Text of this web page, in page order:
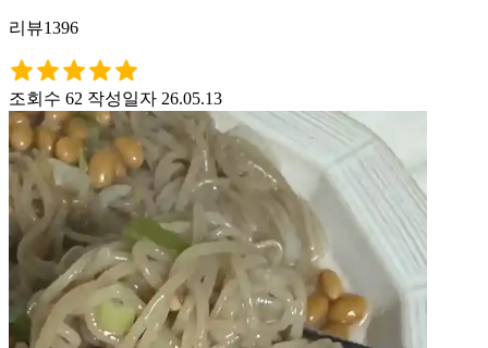
리뷰1396
조회수 62 작성일자 26.05.13